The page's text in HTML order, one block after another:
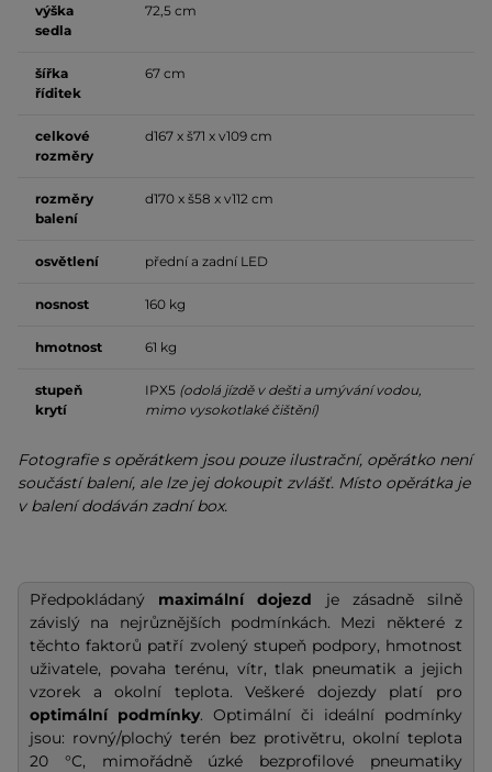
výška
sedla
72,5 cm
šířka
říditek
67 cm
celkové
rozměry
d167 x š71 x v109 cm
rozměry
balení
d170 x š58 x v112 cm
osvětlení přední a zadní LED
nosnost 160 kg
hmotnost 61 kg
stupeň
krytí
IPX5 (odolá jízdě v dešti a umývání vodou,
mimo vysokotlaké čištění)
Fotografie s opěrátkem jsou pouze ilustrační, opěrátko není
součástí balení, ale lze jej dokoupit zvlášť. Místo opěrátka je
v balení dodáván zadní box.
Předpokládaný maximální dojezd je zásadně silně
závislý na nejrůznějších podmínkách. Mezi některé z
těchto faktorů patří zvolený stupeň podpory, hmotnost
uživatele, povaha terénu, vítr, tlak pneumatik a jejich
vzorek a okolní teplota. Veškeré dojezdy platí pro
optimální podmínky. Optimální či ideální podmínky
jsou: rovný/plochý terén bez protivětru, okolní teplota
20 °C, mimořádně úzké bezprofilové pneumatiky